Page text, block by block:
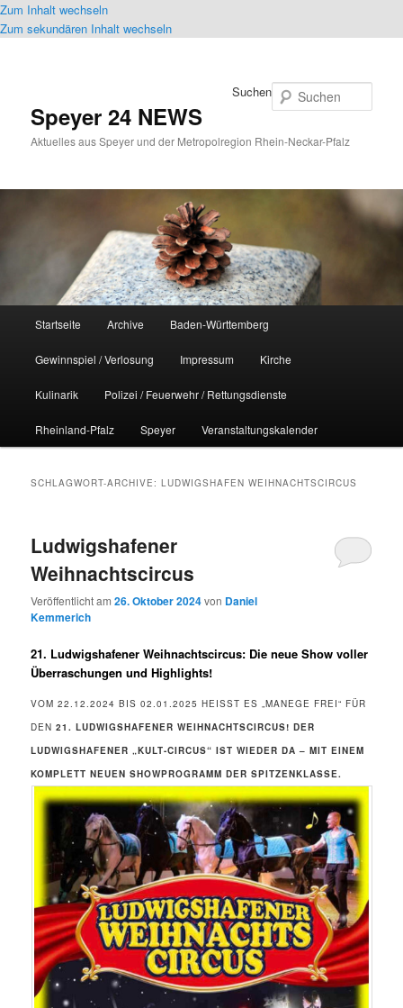
Zum Inhalt wechseln
Zum sekundären Inhalt wechseln
Speyer 24 NEWS
Aktuelles aus Speyer und der Metropolregion Rhein-Neckar-Pfalz
Suchen
Startseite Archive Baden-Württemberg
Gewinnspiel / Verlosung Impressum Kirche
Kulinarik Polizei / Feuerwehr / Rettungsdienste
Rheinland-Pfalz Speyer Veranstaltungskalender
SCHLAGWORT-ARCHIVE:LUDWIGSHAFEN WEIHNACHTSCIRCUS
Ludwigshafener
Weihnachtscircus
Veröffentlicht am26. Oktober 2024von Daniel
Kemmerich
21. Ludwigshafener Weihnachtscircus: Die neue Show voller
Überraschungen und Highlights!
VOM 22.12.2024 BIS 02.01.2025 HEISST ES „MANEGE FREI“ FÜR D
EN
21. LUDWIGSHAFENER WEIHNACHTSCIRCUS! DER
LUDWIGSHAFENER „KULT-CIRCUS“ IST WIEDER DA – MIT EINEM
KOMPLETT NEUEN SHOWPROGRAMM DER SPITZENKLASSE.